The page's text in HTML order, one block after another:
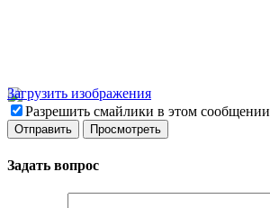
Загрузить изображения
Разрешить смайлики в этом сообщении
Задать вопрос